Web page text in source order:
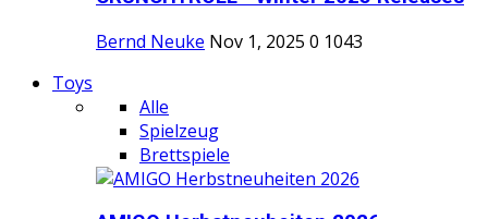
Bernd Neuke Nov 1, 2025 0 1043
Toys
Alle
Spielzeug
Brettspiele